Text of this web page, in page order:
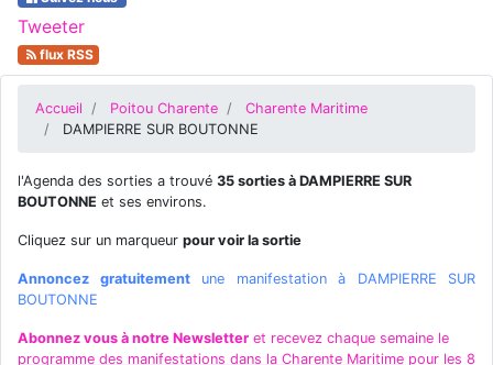
Tweeter
flux RSS
Accueil Poitou Charente
Charente Maritime
DAMPIERRE SUR BOUTONNE
l'Agenda des sorties a trouvé 35 sorties à DAMPIERRE SUR
BOUTONNE et ses environs.
Cliquez sur un marqueur pour voir la sortie
Annoncez gratuitementune manifestation à DAMPIERRE SUR
BOUTONNE
Abonnez vous à notre Newsletter et recevez chaque semaine le
programme des manifestations dans la Charente Maritime pour les 8